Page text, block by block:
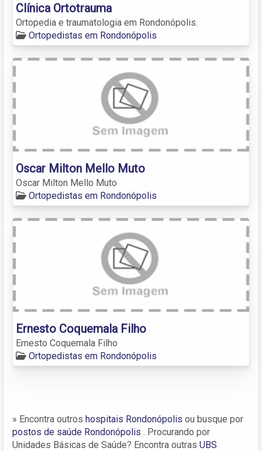
Clínica Ortotrauma
Ortopedia e traumatologia em Rondonópolis.
Ortopedistas em Rondonópolis
Oscar Milton Mello Muto
Oscar Milton Mello Muto
Ortopedistas em Rondonópolis
Ernesto Coquemala Filho
Ernesto Coquemala Filho
Ortopedistas em Rondonópolis
» Encontra outros hospitais Rondonópolis ou busque por
postos de saúde Rondonópolis . Procurando por
Unidades Básicas de Saúde? Encontra outras UBS